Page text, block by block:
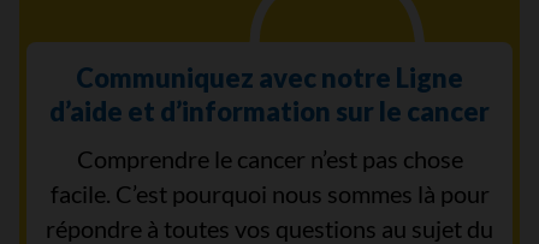
Communiquez avec notre Ligne
d’aide et d’information sur le cancer
Comprendre le cancer n’est pas chose
facile. C’est pourquoi nous sommes là pour
répondre à toutes vos questions au sujet du